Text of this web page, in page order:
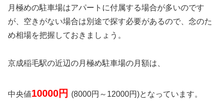
月極めの駐車場はアパートに付属する場合が多いのです
が、空きがない場合は別途で探す必要があるので、念のた
め相場を把握しておきましょう。
京成稲毛駅の近辺の月極め駐車場の月額は、
中央値10000円 (8000円～12000円)となっています。